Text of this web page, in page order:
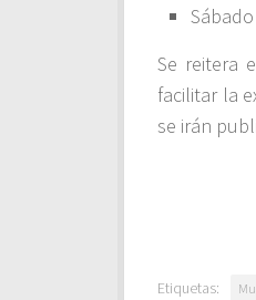
Se reitera
facilitar la
se irán
Etiquetas: